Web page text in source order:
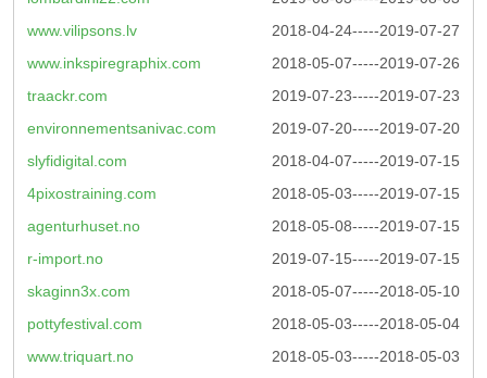
2018-04-24-----2019-07-27
www.vilipsons.lv
2018-05-07-----2019-07-26
www.inkspiregraphix.com
2019-07-23-----2019-07-23
traackr.com
2019-07-20-----2019-07-20
environnementsanivac.com
2018-04-07-----2019-07-15
slyfidigital.com
2018-05-03-----2019-07-15
4pixostraining.com
2018-05-08-----2019-07-15
agenturhuset.no
2019-07-15-----2019-07-15
r-import.no
2018-05-07-----2018-05-10
skaginn3x.com
2018-05-03-----2018-05-04
pottyfestival.com
2018-05-03-----2018-05-03
www.triquart.no